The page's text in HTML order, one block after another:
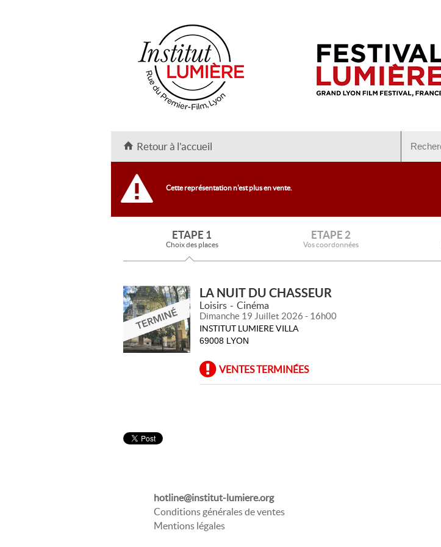
Retour à l'accueil
Cette représentation n'est plus en vente.
ETAPE 1
Choix des places
ETAPE 2
Vos coordonnées
LA NUIT DU CHASSEUR
Loisirs Cinéma
Dimanche 19 Juillet 2026 - 16h00
INSTITUT LUMIERE VILLA
69008 LYON
VENTES TERMINÉES
hotline@institut-lumiere.org
Conditions générales de ventes
Mentions légales